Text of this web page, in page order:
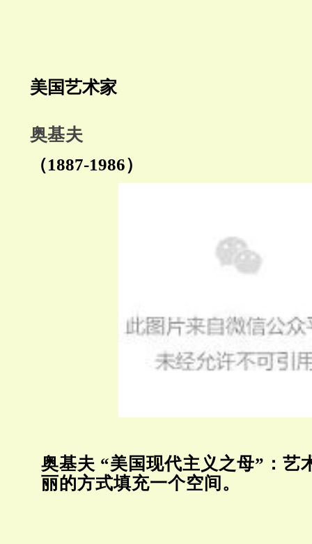
美国艺术家
奥基夫
（1887-1986）
奥基夫 “美国现代主义之母”：艺
丽的方式填充一个空间。